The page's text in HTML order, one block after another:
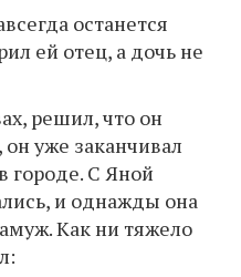
останется
ей отец, а дочь не
решил, что он
уже заканчивал
городе. С Яной
и однажды она
Как ни тяжело